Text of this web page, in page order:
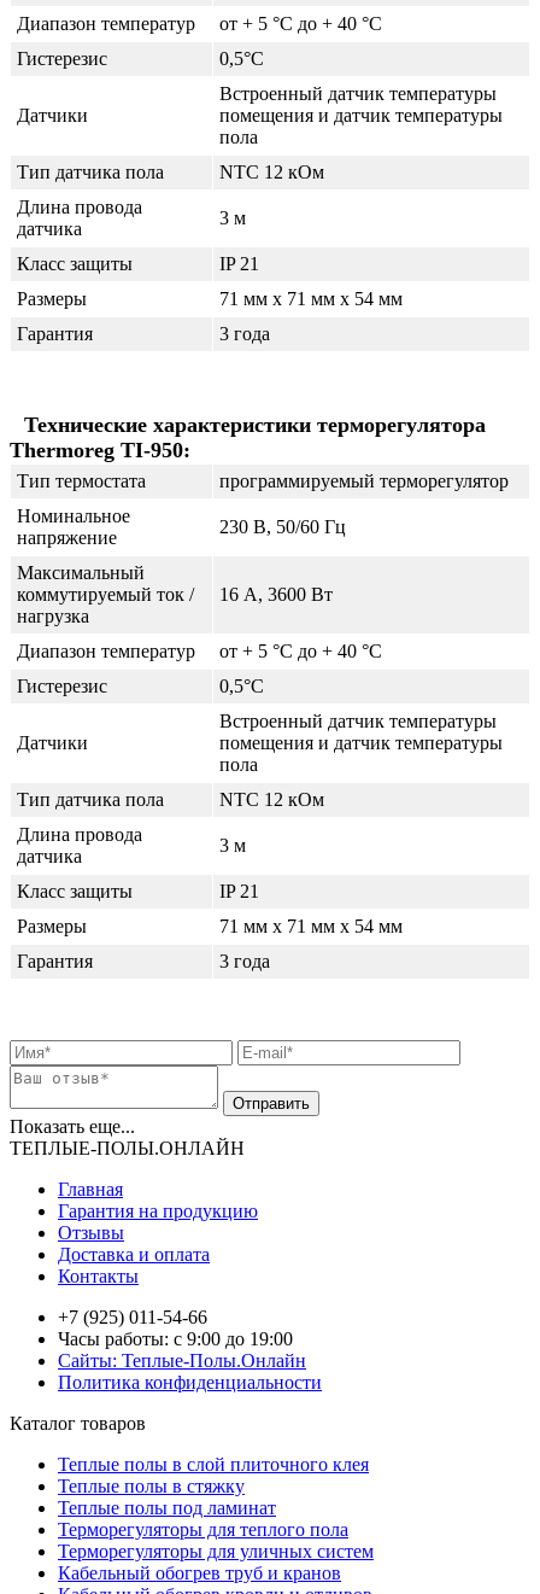
Диапазон температур
от + 5 °C до + 40 °C
Гистерезис
0,5°С
Датчики
Встроенный датчик температуры
помещения и датчик температуры
пола
Тип датчика пола
NTC 12 кОм
Длина провода
датчика
3 м
Класс защиты
IP 21
Размеры
71 мм x 71 мм x 54 мм
Гарантия
3 года
Технические характеристики терморегулятора
Thermoreg TI-950:
Тип термостата
программируемый терморегулятор
Номинальное
напряжение
230 В, 50/60 Гц
Максимальный
коммутируемый ток /
нагрузка
16 А, 3600 Вт
Диапазон температур
от + 5 °C до + 40 °C
Гистерезис
0,5°С
Датчики
Встроенный датчик температуры
помещения и датчик температуры
пола
Тип датчика пола
NTC 12 кОм
Длина провода
датчика
3 м
Класс защиты
IP 21
Размеры
71 мм x 71 мм x 54 мм
Гарантия
3 года
Показать еще...
ТЕПЛЫЕ-ПОЛЫ.ОНЛАЙН
Главная
Гарантия на продукцию
Отзывы
Доставка и оплата
Контакты
+7 (925) 011-54-66
Часы работы: с 9:00 до 19:00
Сайты: Теплые-Полы.Онлайн
Политика конфиденциальности
Каталог товаров
Теплые полы в слой плиточного клея
Теплые полы в стяжку
Теплые полы под ламинат
Терморегуляторы для теплого пола
Терморегуляторы для уличных систем
Кабельный обогрев труб и кранов